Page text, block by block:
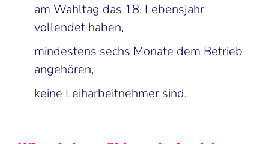
am Wahltag das 18. Lebensjahr
vollendet haben,
mindestens sechs Monate dem Betrieb
angehören,
keine Leiharbeitnehmer sind.